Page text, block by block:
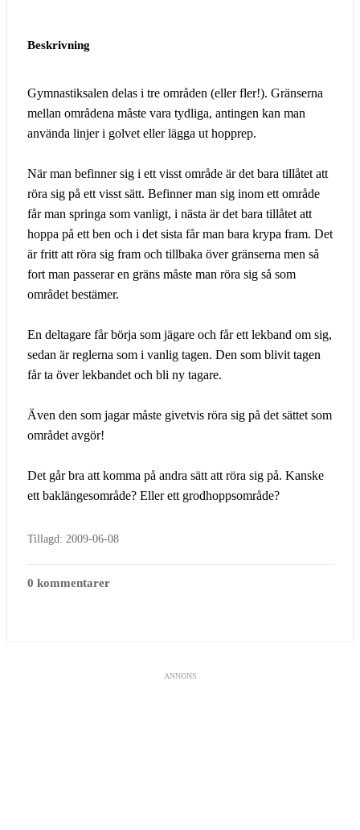
Beskrivning
Gymnastiksalen delas i tre områden (eller fler!). Gränserna
mellan områdena måste vara tydliga, antingen kan man
använda linjer i golvet eller lägga ut hopprep.
När man befinner sig i ett visst område är det bara tillåtet att
röra sig på ett visst sätt. Befinner man sig inom ett område
får man springa som vanligt, i nästa är det bara tillåtet att
hoppa på ett ben och i det sista får man bara krypa fram. Det
är fritt att röra sig fram och tillbaka över gränserna men så
fort man passerar en gräns måste man röra sig så som
området bestämer.
En deltagare får börja som jägare och får ett lekband om sig,
sedan är reglerna som i vanlig tagen. Den som blivit tagen
får ta över lekbandet och bli ny tagare.
Även den som jagar måste givetvis röra sig på det sättet som
området avgör!
Det går bra att komma på andra sätt att röra sig på. Kanske
ett baklängesområde? Eller ett grodhoppsområde?
Tillagd: 2009-06-08
0 kommentarer
ANNONS